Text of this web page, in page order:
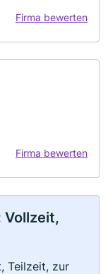
Firma bewerten
Firma bewerten
Vollzeit,
Teilzeit, zur